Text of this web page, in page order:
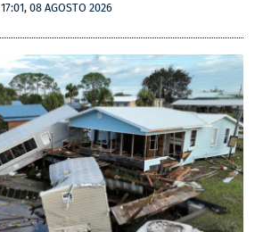
17:01, 08 AGOSTO 2026